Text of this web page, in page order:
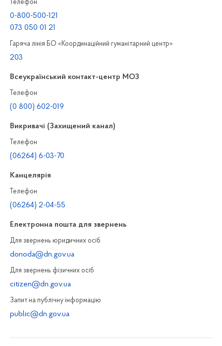
Телефон
0-800-500-121
073 050 01 21
Гаряча лінія БО «Координаційний гуманітарний центр»
203
Всеукраїнський контакт-центр МОЗ
Телефон
(0 800) 602-019
Викривачі (Захищений канал)
Телефон
(06264) 6-03-70
Канцелярiя
Телефон
(06264) 2-04-55
Електронна пошта для звернень
Для звернень юридичних осiб
donoda@dn.gov.ua
Для звернень фізичних осiб
citizen@dn.gov.ua
Запит на публiчну інформацiю
public@dn.gov.ua